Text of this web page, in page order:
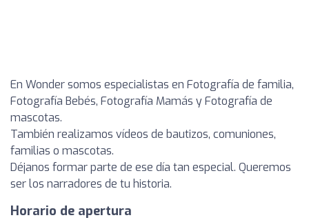
En Wonder somos especialistas en Fotografía de familia,
Fotografía Bebés, Fotografía Mamás y Fotografía de
mascotas.
También realizamos vídeos de bautizos, comuniones,
familias o mascotas.
Déjanos formar parte de ese día tan especial. Queremos
ser los narradores de tu historia.
Horario de apertura